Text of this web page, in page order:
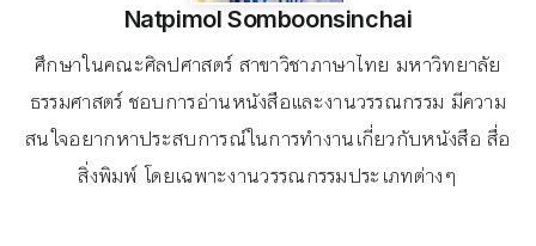
Natpimol Somboonsinchai
ศึกษาในคณะศิลปศาสตร์ สาขาวิชาภาษาไทย มหาวิทยาลัย
ธรรมศาสตร์ ชอบการอ่านหนังสือและงานวรรณกรรม มีความ
สนใจอยากหาประสบการณ์ในการทำงานเกี่ยวกับหนังสือ สื่อ
สิ่งพิมพ์ โดยเฉพาะงานวรรณกรรมประเภทต่างๆ